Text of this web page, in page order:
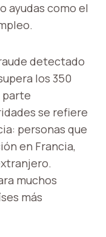
ayudas como el
detectado
los 350
parte
se refiere
personas que
en Francia,
muchos
más